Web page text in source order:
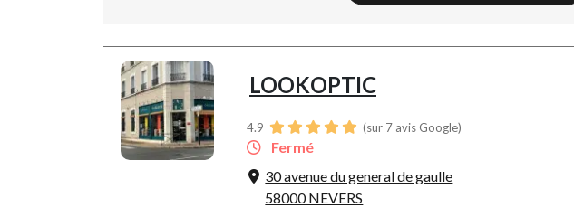
LOOKOPTIC
4.9 (sur 7 avis Google)
Fermé
30 avenue du general de gaulle
58000 NEVERS